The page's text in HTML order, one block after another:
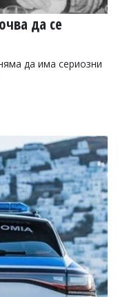
да се
да има сериозни